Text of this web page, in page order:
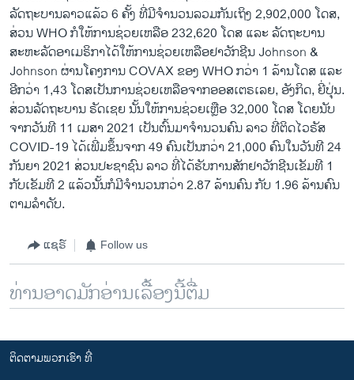
ລັດຖະບານລາວແລ້ວ 6 ຄັ້ງ ທີ່ມີຈໍານວນລວມກັນເຖິງ 2,902,000 ໂດສ,
ສ່ວນ WHO ກໍໃຫ້ການຊ່ວຍເຫລືອ 232,620 ໂດສ ແລະ ລັດຖະບານ
ສະຫະລັດອາເມຣິກາໄດ້ໃຫ້ການຊ່ວຍເຫລືອຢາວັກຊີນ Johnson &
Johnson ຜ່ານໂຄງການ COVAX ຂອງ WHO ກວ່າ 1 ລ້ານໂດສ ແລະ
ອີກວ່າ 1,43 ໂດສເປັນການຊ່ວຍເຫລືອຈາກອອສເຕຣເລຍ, ອັງກິດ, ຍີ່ປຸ່ນ.
ສ່ວນລັດຖະບານ ຣັດເຊຍ ນັ້ນໃຫ້ການຊ່ວຍເຫຼືອ 32,000 ໂດສ ໂດຍນັບ
ຈາກວັນທີ 11 ເມສາ 2021 ເປັນຕົ້ນມາຈຳນວນຄົນ ລາວ ທີ່ຕິດໄວຣັສ
COVID-19 ໄດ້ເພີ່ມຂຶ້ນຈາກ 49 ຄົນເປັນກວ່າ 21,000 ຄົນໃນວັນທີ 24
ກັນຍາ 2021 ສ່ວນປະຊາຊົນ ລາວ ທີ່ໄດ້ຮັບການສັກຢາວັກຊີນເຂັມທີ 1
ກັບເຂັມທີ 2 ແລ້ວນັ້ນກໍມີຈຳນວນກວ່າ 2.87 ລ້ານຄົນ ກັບ 1.96 ລ້ານຄົນ
ຕາມລຳດັບ.
ແຊຣ໌ Follow us
ທ່ານອາດມັກອ່ານເລື້ອງນີ້ຕື່ມ
ຕິດຕາມພວກເຮົາ ທີ່